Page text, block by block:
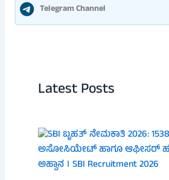
Telegram Channel
Latest Posts